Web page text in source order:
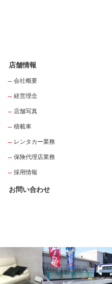
店舗情報
会社概要
経営理念
店舗写真
積載車
レンタカー業務
保険代理店業務
採用情報
お問い合わせ